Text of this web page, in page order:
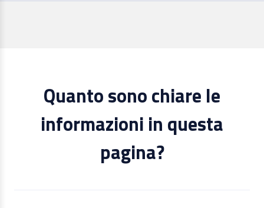
Quanto sono chiare le
informazioni in questa
pagina?